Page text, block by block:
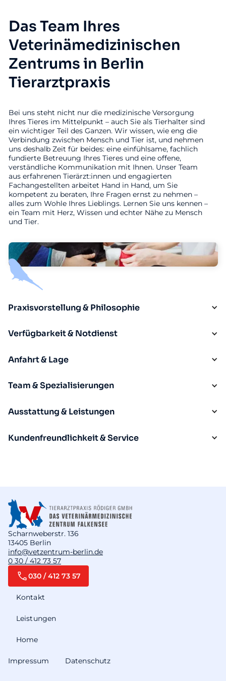
Das Team Ihres
Veterinämedizinischen
Zentrums in Berlin
Tierarztpraxis
Bei uns steht nicht nur die medizinische Versorgung
Ihres Tieres im Mittelpunkt – auch Sie als Tierhalter sind
ein wichtiger Teil des Ganzen. Wir wissen, wie eng die
Verbindung zwischen Mensch und Tier ist, und nehmen
uns deshalb Zeit für beides: eine einfühlsame, fachlich
fundierte Betreuung Ihres Tieres und eine offene,
verständliche Kommunikation mit Ihnen. Unser Team
aus erfahrenen Tierärzt:innen und engagierten
Fachangestellten arbeitet Hand in Hand, um Sie
kompetent zu beraten, Ihre Fragen ernst zu nehmen –
alles zum Wohle Ihres Lieblings. Lernen Sie uns kennen –
ein Team mit Herz, Wissen und echter Nähe zu Mensch
und Tier.
Praxisvorstellung & Philosophie
Verfügbarkeit & Notdienst
Anfahrt & Lage
Team & Spezialisierungen
Ausstattung & Leistungen
Kundenfreundlichkeit & Service
Scharnweberstr. 136
13405 Berlin
info@vetzentrum-berlin.de
0 30 / 412 73 57
Home
Leistungen
Kontakt
030 / 412 73 57
Impressum Datenschutz